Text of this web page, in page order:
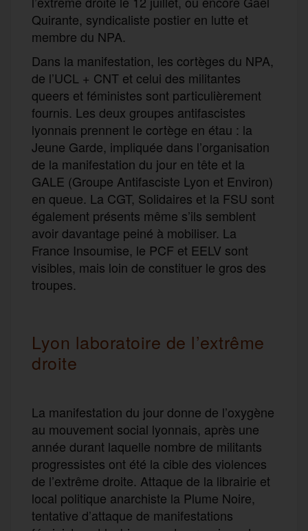
Quirante, syndicaliste postier en lutte et
membre du NPA.
Dans la manifestation, les cortèges du NPA,
de l’UCL + CNT et celui des militantes
queers et féministes sont particulièrement
fournis. Les deux groupes antifascistes
lyonnais prennent le cortège en étau : la
Jeune Garde, impliquée dans l’organisation
de la manifestation du jour en tête et la
GALE (Groupe Antifasciste Lyon et Environ)
en queue. La CGT, Solidaires et la FSU sont
également présents même s’ils semblent
avoir davantage peiné à mobiliser. La
France Insoumise, le PCF et EELV sont
visibles, mais loin de constituer le gros des
troupes.
Lyon laboratoire de l’extrême
droite
La manifestation du jour donne de l’oxygène
au mouvement social lyonnais, après une
année durant laquelle nombre de militants
progressistes ont été la cible des violences
de l’extrême droite. Attaque de la librairie et
local politique anarchiste la Plume Noire,
tentative d’attaque de manifestations